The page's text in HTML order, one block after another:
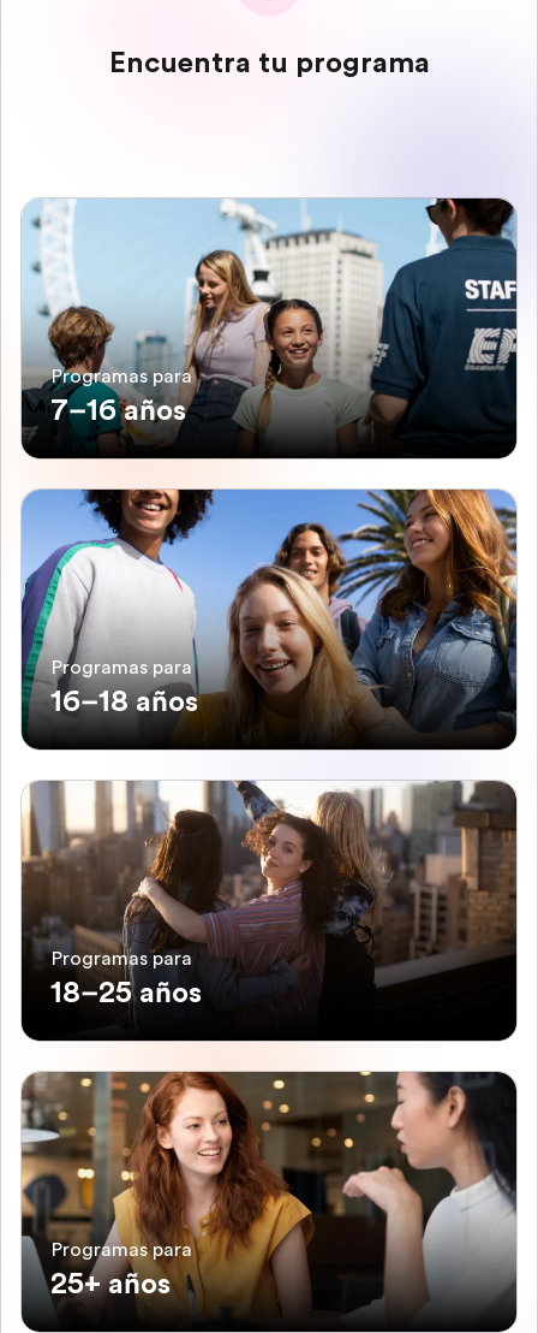
Encuentra tu programa
Programas para
7–16 años
Programas para
16–18 años
Programas para
18–25 años
Programas para
25+ años